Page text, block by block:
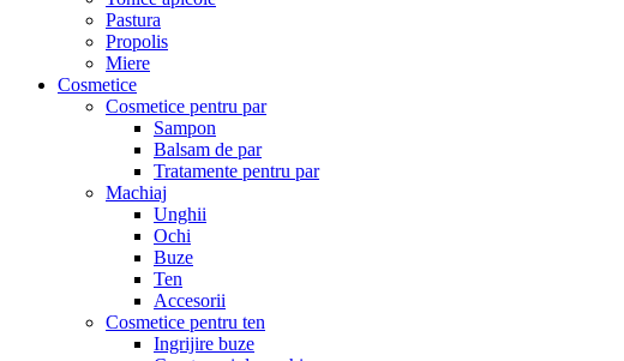
Pastura
Propolis
Miere
Cosmetice
Cosmetice pentru par
Sampon
Balsam de par
Tratamente pentru par
Machiaj
Unghii
Ochi
Buze
Ten
Accesorii
Cosmetice pentru ten
Ingrijire buze